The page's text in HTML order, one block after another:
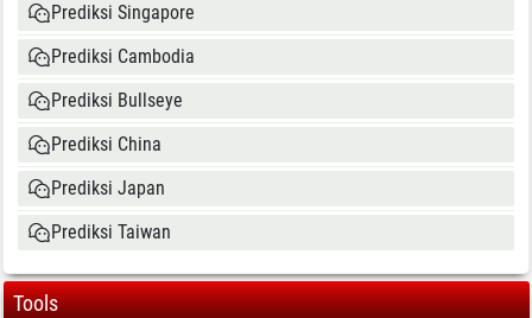
Prediksi Singapore
Prediksi Cambodia
Prediksi Bullseye
Prediksi China
Prediksi Japan
Prediksi Taiwan
Tools